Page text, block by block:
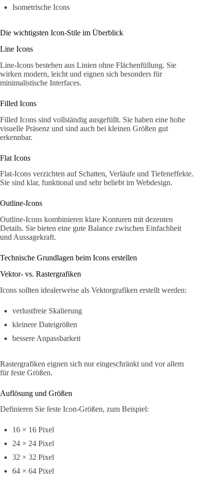
Isometrische Icons
Die wichtigsten Icon-Stile im Überblick
Line Icons
Line-Icons bestehen aus Linien ohne Flächenfüllung. Sie
wirken modern, leicht und eignen sich besonders für
minimalistische Interfaces.
Filled Icons
Filled Icons sind vollständig ausgefüllt. Sie haben eine hohe
visuelle Präsenz und sind auch bei kleinen Größen gut
erkennbar.
Flat Icons
Flat-Icons verzichten auf Schatten, Verläufe und Tiefeneffekte.
Sie sind klar, funktional und sehr beliebt im Webdesign.
Outline-Icons
Outline-Icons kombinieren klare Konturen mit dezenten
Details. Sie bieten eine gute Balance zwischen Einfachheit
und Aussagekraft.
Technische Grundlagen beim Icons erstellen
Vektor- vs. Rastergrafiken
Icons sollten idealerweise als Vektorgrafiken erstellt werden:
verlustfreie Skalierung
kleinere Dateigrößen
bessere Anpassbarkeit
Rastergrafiken eignen sich nur eingeschränkt und vor allem
für feste Größen.
Auflösung und Größen
Definieren Sie feste Icon-Größen, zum Beispiel:
16 × 16 Pixel
24 × 24 Pixel
32 × 32 Pixel
64 × 64 Pixel